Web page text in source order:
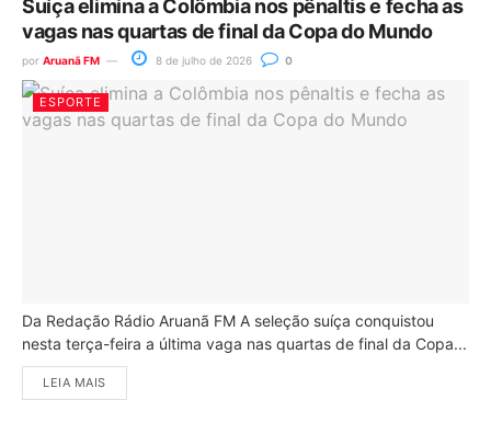
Suíça elimina a Colômbia nos pênaltis e fecha as
vagas nas quartas de final da Copa do Mundo
por Aruanã FM 8 de julho de 2026 0
ESPORTE
Da Redação Rádio Aruanã FM A seleção suíça conquistou
nesta terça-feira a última vaga nas quartas de final da Copa...
LEIA MAIS